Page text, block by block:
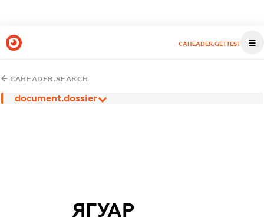
CAHEADER.GETTEST
CAHEADER.SEARCH
document.dossier
ЯГУАР